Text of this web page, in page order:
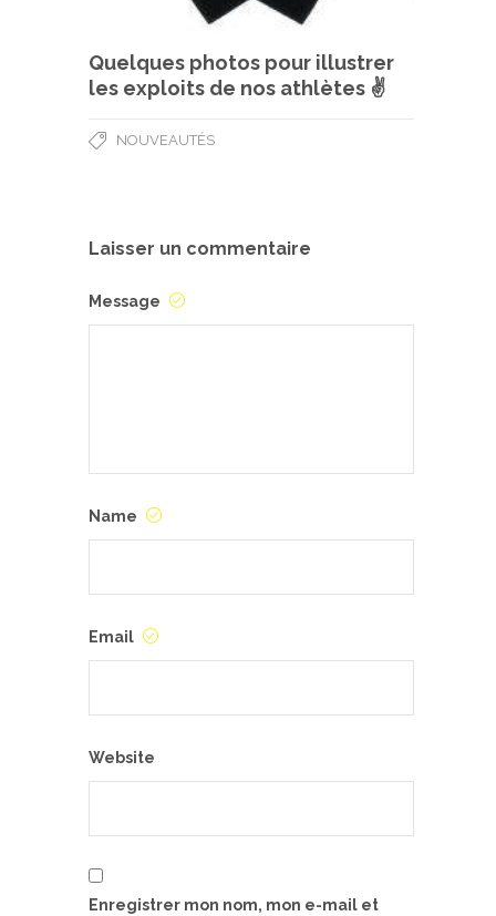
Quelques photos pour illustrer
les exploits de nos athlètes ✌
NOUVEAUTÉS
Laisser un commentaire
Message
Name
Email
Website
Enregistrer mon nom, mon e-mail et